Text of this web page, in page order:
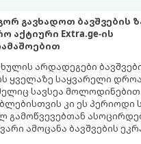
ცხოვრების ამ ეტაპზე.
გავხადოთ ბავშვების
აქტიური Extra.ge-ის
არდადეგები
ყველაზე საყვარელი დროა,
სავსეა
კი ეს პერიოდი
გამოწვევებთან
ამოცანა ბავშვების